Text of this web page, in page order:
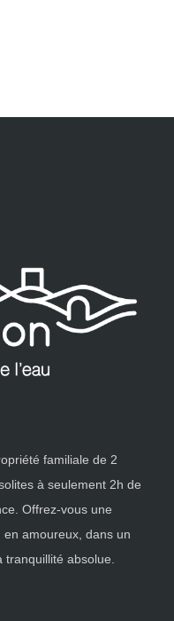
familiale de 2
à seulement 2h de
Offrez-vous une
amoureux, dans un
absolue.